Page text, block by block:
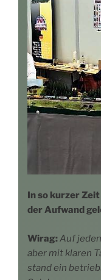
In so kur­zer
der Auf­wand
Wirag: Auf
aber mit kla­ren
stand ein